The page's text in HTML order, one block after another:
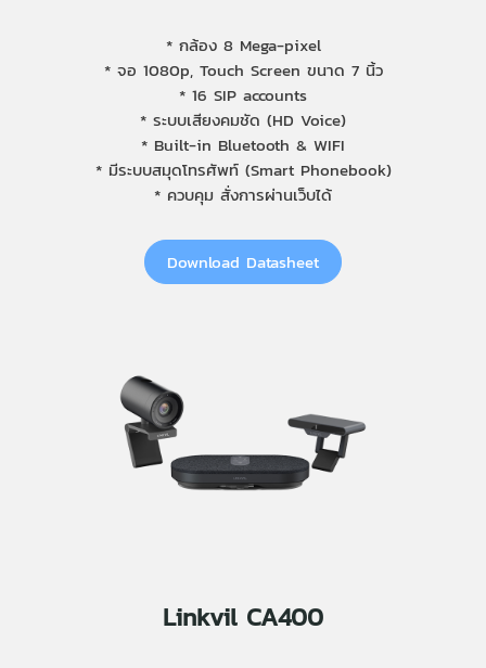
* กล้อง 8 Mega-pixel
* จอ 1080p, Touch Screen ขนาด 7 นิ้ว
* 16 SIP accounts
* ระบบเสียงคมชัด (HD Voice)
* Built-in Bluetooth & WIFI
* มีระบบสมุดโทรศัพท์ (Smart Phonebook)
* ควบคุม สั่งการผ่านเว็บได้
Download Datasheet
Linkvil CA400